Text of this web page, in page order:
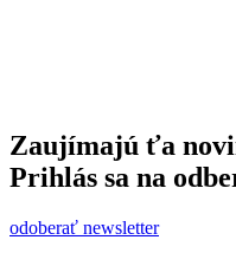
Zaujímajú ťa
Prihlás sa na
odoberať newsletter